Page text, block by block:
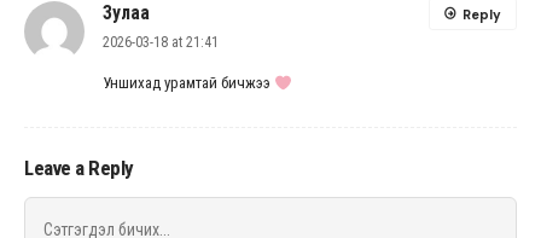
Зулаа
2026-03-18 at 21:41
Уншихад урамтай бичжээ
Reply
Leave a Reply